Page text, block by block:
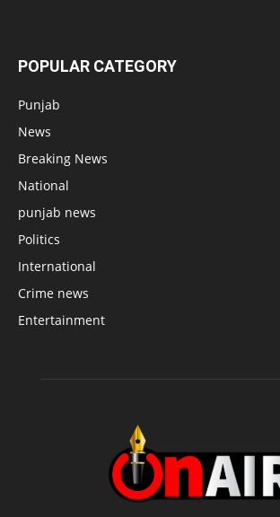
POPULAR CATEGORY
Punjab
News
Breaking News
National
punjab news
Politics
International
Crime news
Entertainment